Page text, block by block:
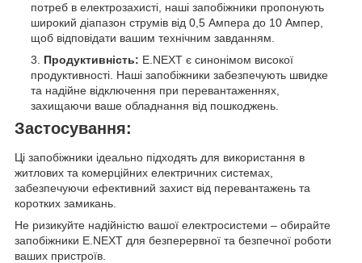
потреб в електрозахисті, наші запобіжники пропонують
широкий діапазон струмів від 0,5 Ампера до 10 Ампер,
щоб відповідати вашим технічним завданням.
Продуктивність: E.NEXT є синонімом високої
продуктивності. Наші запобіжники забезпечують швидке
та надійне відключення при перевантаженнях,
захищаючи ваше обладнання від пошкоджень.
Застосування:
Ці запобіжники ідеально підходять для використання в
житлових та комерційних електричних системах,
забезпечуючи ефективний захист від перевантажень та
коротких замикань.
Не ризикуйте надійністю вашої електросистеми – обирайте
запобіжники E.NEXT для безперервної та безпечної роботи
ваших пристроїв.